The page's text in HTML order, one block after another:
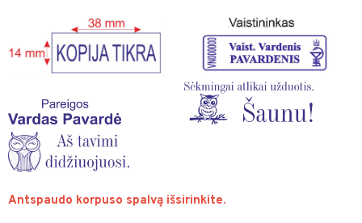
Antspaudo korpuso spalvą išsirinkite.